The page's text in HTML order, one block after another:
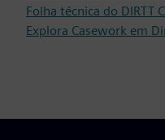
Folha técnica do DIRTT
Explora Casework em